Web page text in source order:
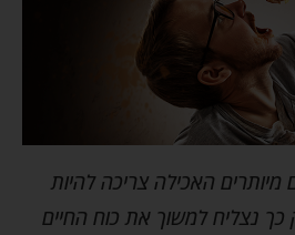
מיותרים האכילה צריכה להיות
כך נצליח למשוך את כוח החיים